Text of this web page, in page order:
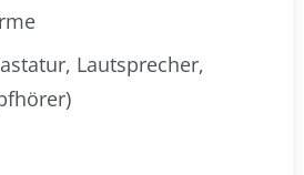
Lautsprecher,